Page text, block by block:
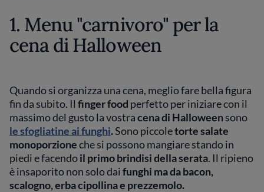
1. Menu "carnivoro" per la
cena di Halloween
Quando si organizza una cena, meglio fare bella figura
fin da subito. Il finger food perfetto per iniziare con il
massimo del gusto la vostracena di Halloweensono
le sfogliatine ai funghi.Sono piccoletorte salate
monoporzioneche si possono mangiare stando in
piedi e facendoil primo brindisi della serata. Il ripieno
è insaporito non solo daifunghi ma da bacon,
scalogno, erba cipollina e prezzemolo.